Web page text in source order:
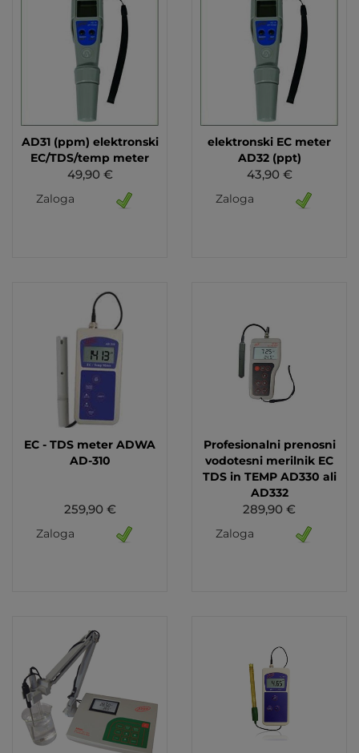
AD31 (ppm) elektronski
EC/TDS/temp meter
49,90 €
Zaloga
elektronski EC meter
AD32 (ppt)
43,90 €
Zaloga
EC - TDS meter ADWA
AD-310
259,90 €
Zaloga
Profesionalni prenosni
vodotesni merilnik EC
TDS in TEMP AD330 ali
AD332
289,90 €
Zaloga